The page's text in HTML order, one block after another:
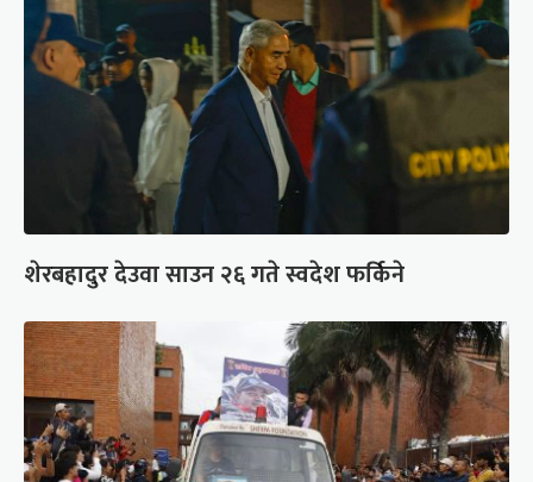
शेरबहादुर देउवा साउन २६ गते स्वदेश फर्किने